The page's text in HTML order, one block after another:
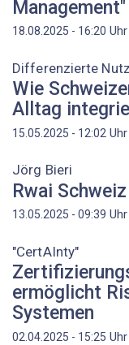
Management"
18.08.2025 - 16:20 Uhr
Differenzierte
Wie
Alltag
15.05.2025 - 12:02 Uhr
Jörg Bieri
Rwai
13.05.2025 - 09:39 Uhr
"CertAInty"
ermöglicht
Systemen
02.04.2025 - 15:25 Uhr